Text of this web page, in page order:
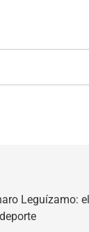
Leguízamo: